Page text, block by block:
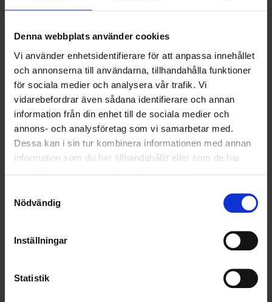
Denna webbplats använder cookies
Vi använder enhetsidentifierare för att anpassa innehållet
och annonserna till användarna, tillhandahålla funktioner
för sociala medier och analysera vår trafik. Vi
vidarebefordrar även sådana identifierare och annan
information från din enhet till de sociala medier och
annons- och analysföretag som vi samarbetar med.
Dessa kan i sin tur kombinera informationen med annan
information som du har tillhandahållit eller som de har
Nödvändig
Inställningar
Statistik
GRÄSREBELLEN TIPSAR: ANLÄGGA GRÄSMATTA
Hösten är bästa tiden att anlägga gräsmatta. Oavsett om du
väljer att så eller rulla färdigt gräs är hösten bästa tiden för ditt
projekt. Under höstmånaderna är marken varm, luften fuktig och
fåglarna mätta.
Melker "Gräsrebellen" Bengtsson